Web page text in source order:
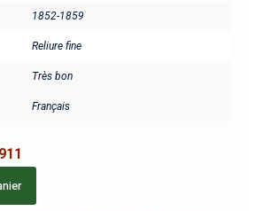
1852-1859
Reliure fine
Très bon
Français